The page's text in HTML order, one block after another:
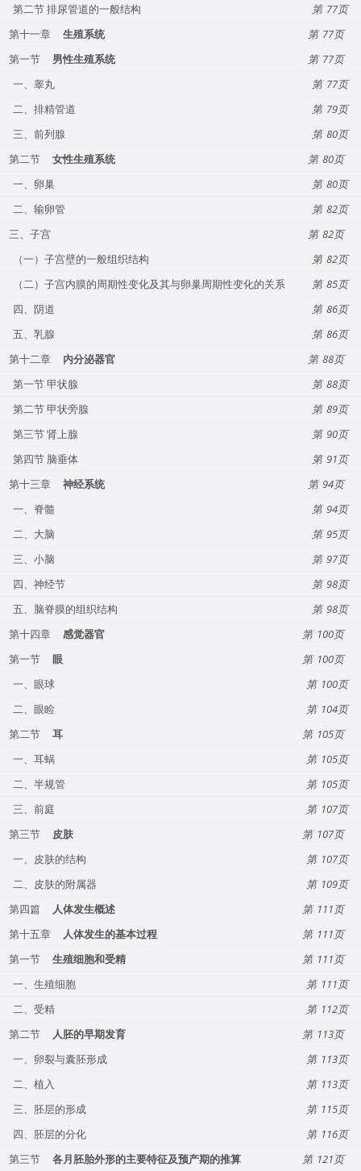
第二节 排尿管道的一般结构
77
第十一章
生殖系统
77
第一节
男性生殖系统
77
一、睾丸
77
二、排精管道
79
三、前列腺
80
第二节
女性生殖系统
80
一、卵巢
80
二、输卵管
82
三、子宫
82
（一）子宫壁的一般组织结构
82
（二）子宫内膜的周期性变化及其与卵巢周期性变化的关系
85
四、阴道
86
五、乳腺
86
第十二章
内分泌器官
88
第一节 甲状腺
88
第二节 甲状旁腺
89
第三节 肾上腺
90
第四节 脑垂体
91
第十三章
神经系统
94
一、脊髓
94
二、大脑
95
三、小脑
97
四、神经节
98
五、脑脊膜的组织结构
98
第十四章
感觉器官
100
第一节
眼
100
一、眼球
100
二、眼睑
104
第二节
耳
105
一、耳蜗
105
二、半规管
105
三、前庭
107
第三节
皮肤
107
一、皮肤的结构
107
二、皮肤的附属器
109
第四篇
人体发生概述
111
第十五章
人体发生的基本过程
111
第一节
生殖细胞和受精
111
一、生殖细胞
111
二、受精
112
第二节
人胚的早期发育
113
一、卵裂与囊胚形成
113
二、植入
113
三、胚层的形成
115
四、胚层的分化
116
第三节
各月胚胎外形的主要特征及预产期的推算 121